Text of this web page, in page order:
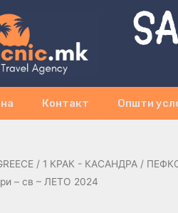
Контакт Општи
/ 1 КРАК - КАСАНДРА /
– св – ЛЕТО 2024